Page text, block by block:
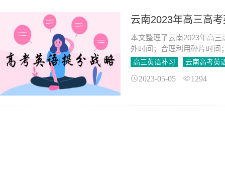
云南2023年高三高
本文整理了云南2023年高
外时间；合理利用碎片时间
和完形填空；多累计，多应
高三英语补习 云南高考英
2023-05-05 1294